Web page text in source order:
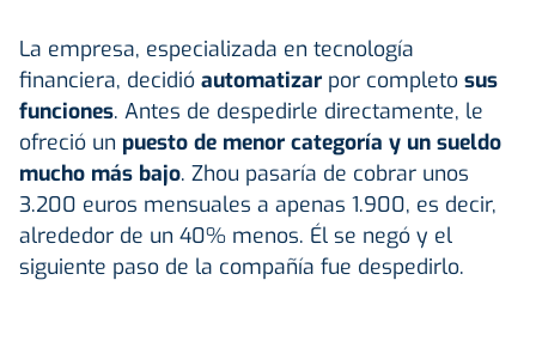
La empresa, especializada en tecnología
financiera, decidió automatizar por completo sus
funciones. Antes de despedirle directamente, le
ofreció un puesto de menor categoría y un sueldo
mucho más bajo. Zhou pasaría de cobrar unos
3.200 euros mensuales a apenas 1.900, es decir,
alrededor de un 40% menos. Él se negó y el
siguiente paso de la compañía fue despedirlo.